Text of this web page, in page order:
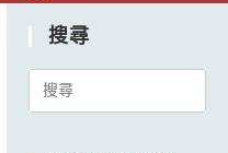
搜尋
Search